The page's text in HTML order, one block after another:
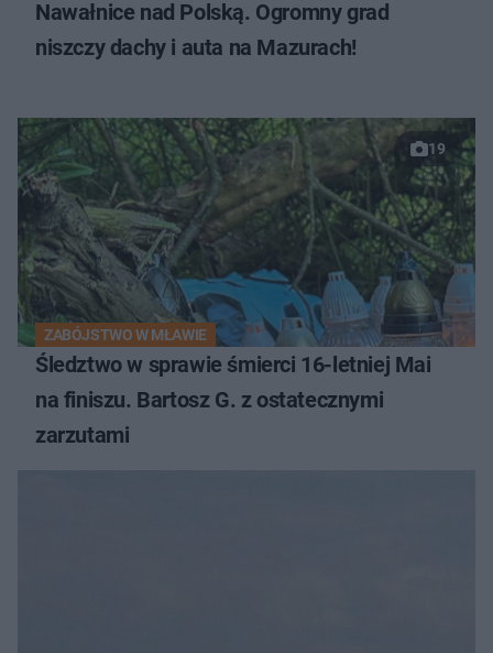
Nawałnice nad Polską. Ogromny grad
niszczy dachy i auta na Mazurach!
19
ZABÓJSTWO W MŁAWIE
Śledztwo w sprawie śmierci 16-letniej Mai
na finiszu. Bartosz G. z ostatecznymi
zarzutami